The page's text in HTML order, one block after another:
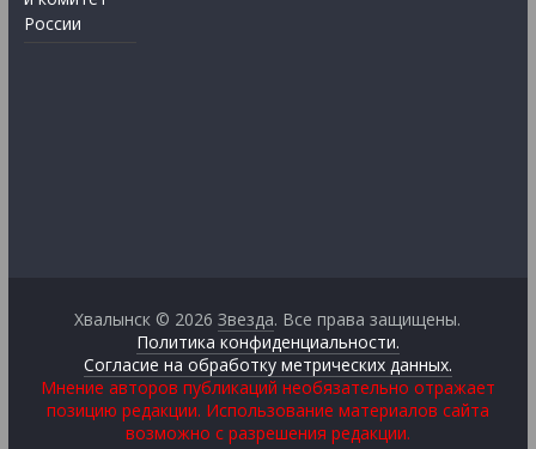
России
Хвалынск © 2026Звезда. Все права защищены.
Политика конфиденциальности.
Согласие на обработку метрических данных.
Мнение авторов публикаций необязательно отражает
позицию редакции. Использование материалов сайта
возможно с разрешения редакции.